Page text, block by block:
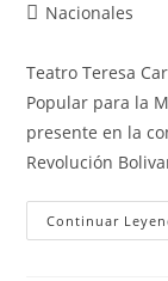
Nacionales
Teatro Teresa
Popular para la
presente en la
Revolución
Continuar